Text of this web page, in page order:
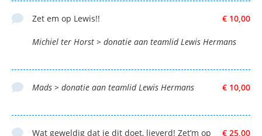
€ 10,00
Zet em op Lewis!!
Michiel ter Horst > donatie aan teamlid Lewis Hermans
€ 10,00
Mads > donatie aan teamlid Lewis Hermans
€ 25,00
Wat geweldig dat je dit doet, lieverd! Zet’m op